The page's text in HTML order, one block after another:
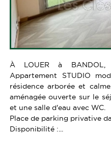
ESTIMATION
CALCULETTE
À LOUER à BANDOL,
Appartement STUDIO
résidence arborée et
aménagée ouverte sur le
et une salle d'eau avec WC.
Place de parking privative
Disponibilité :...